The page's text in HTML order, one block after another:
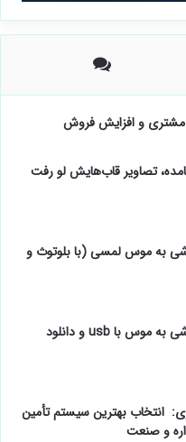
مشتری و افزایش فروش
به موس لمسی (با بلوتوث و
3 روش تبدیل گوشی به موس با usb و دانلود
انتخاب بهترین سیستم تأمین
و صنعت